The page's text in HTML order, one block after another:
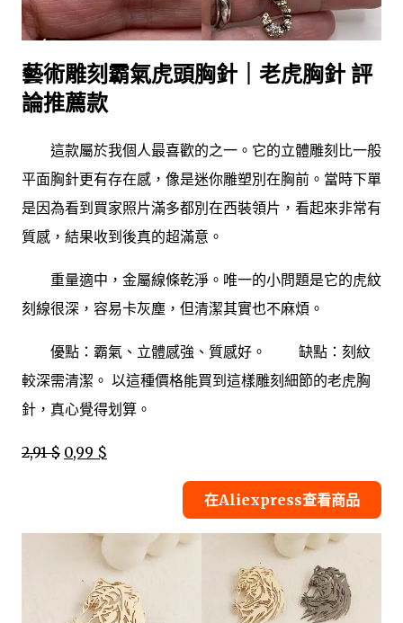
藝術雕刻霸氣虎頭胸針｜老虎胸針 評
論推薦款
這款屬於我個人最喜歡的之一。它的立體雕刻比一般
平面胸針更有存在感，像是迷你雕塑別在胸前。當時下單
是因為看到買家照片滿多都別在西裝領片，看起來非常有
質感，結果收到後真的超滿意。
重量適中，金屬線條乾淨。唯一的小問題是它的虎紋
刻線很深，容易卡灰塵，但清潔其實也不麻煩。
優點：霸氣、立體感強、質感好。 缺點：刻紋
較深需清潔。 以這種價格能買到這樣雕刻細節的老虎胸
針，真心覺得划算。
2,91 $ 0,99 $
在Aliexpress查看商品